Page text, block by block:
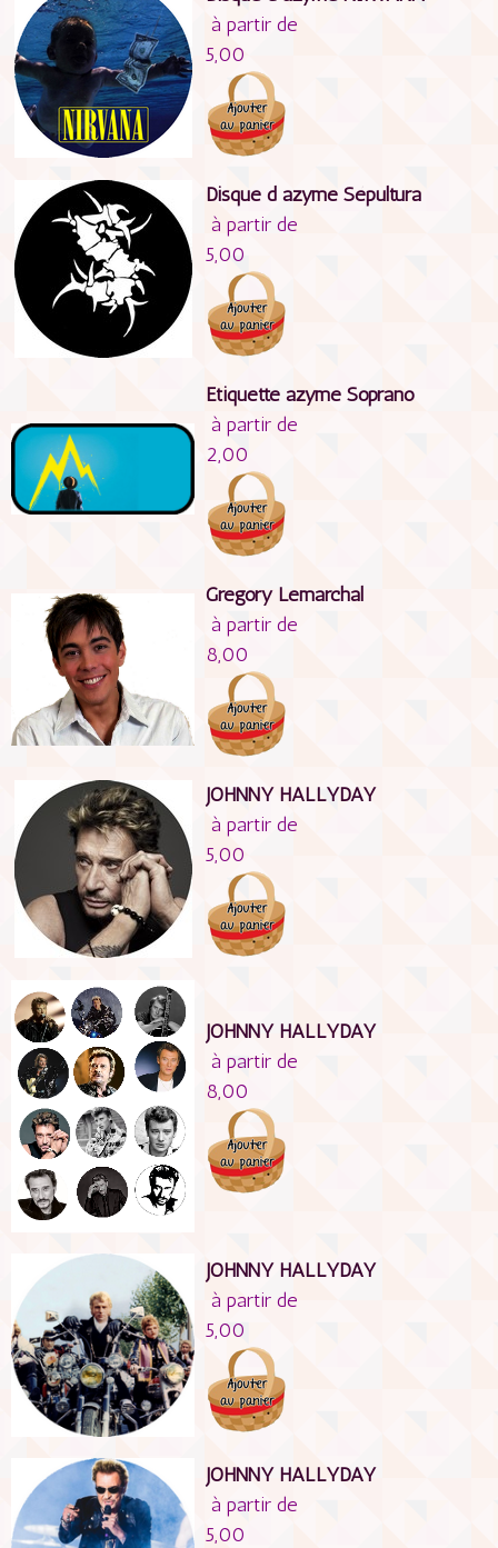
à partir de
5,00
Disque d azyme Sépultura
à partir de
5,00
Etiquette azyme Soprano
à partir de
2,00
Gregory Lemarchal
à partir de
8,00
JOHNNY HALLYDAY
à partir de
5,00
JOHNNY HALLYDAY
à partir de
8,00
JOHNNY HALLYDAY
à partir de
5,00
JOHNNY HALLYDAY
à partir de
5,00